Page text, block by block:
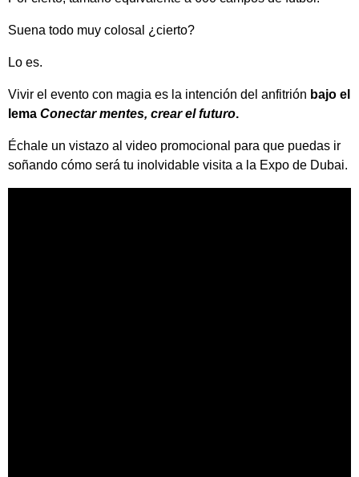
Suena todo muy colosal ¿cierto?
Lo es.
Vivir el evento con magia es la intención del anfitrión bajo el
lema Conectar mentes, crear el futuro.
Échale un vistazo al video promocional para que puedas ir
soñando cómo será tu inolvidable visita a la Expo de Dubai.